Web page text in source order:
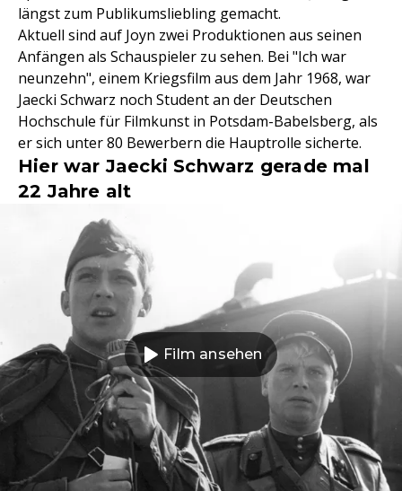
längst zum Publikumsliebling gemacht.
Aktuell sind auf Joyn zwei Produktionen aus seinen
Anfängen als Schauspieler zu sehen. Bei "Ich war
neunzehn", einem Kriegsfilm aus dem Jahr 1968, war
Jaecki Schwarz noch Student an der Deutschen
Hochschule für Filmkunst in Potsdam-Babelsberg, als
er sich unter 80 Bewerbern die Hauptrolle sicherte.
Hier war Jaecki Schwarz gerade mal
22 Jahre alt
Film ansehen